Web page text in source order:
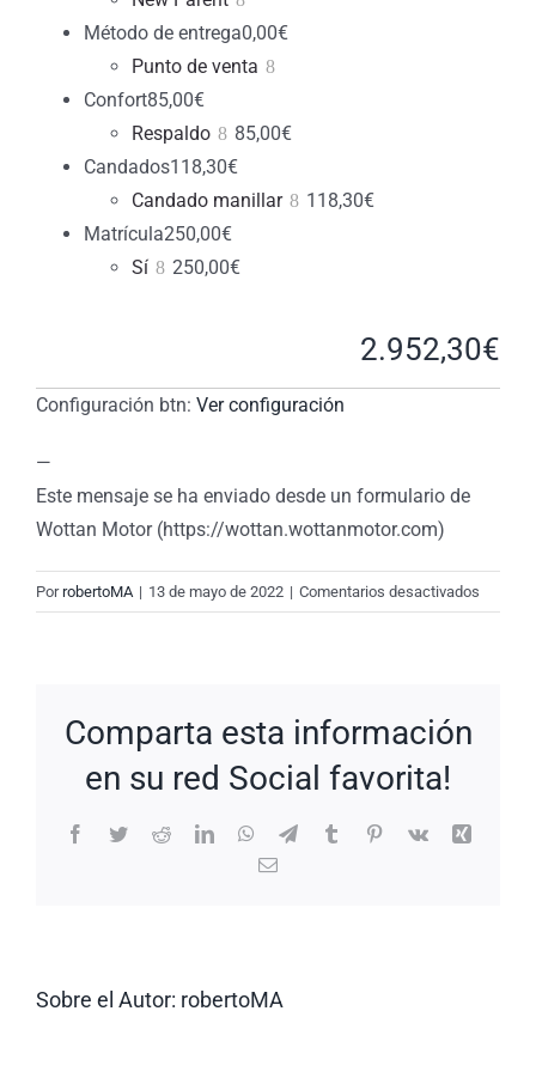
Método de entrega0,00€
Punto de venta
Confort85,00€
Respaldo
85,00€
Candados118,30€
Candado manillar
118,30€
Matrícula250,00€
Sí
250,00€
2.952,30€
Configuración btn: Ver configuración
—
Este mensaje se ha enviado desde un formulario de
Wottan Motor (https://wottan.wottanmotor.com)
PorrobertoMA | 13 de mayo de 2022 | Comentarios desactivados
New
Comparta esta información
en su red Social favorita!
Facebook
TwitterRedditLinkedInWhatsApp
TelegramTumblrPinterest
Vk
Xing
Correo
Sobre el Autor: robertoMA